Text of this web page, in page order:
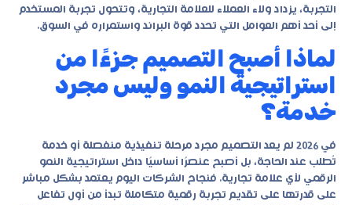
التجربة، يزداد ولاء العملاء للعلامة التجارية، وتتحول تجربة المستخدم
إلى أحد أهم العوامل التي تحدد قوة البراند واستمراره في السوق.
لماذا أصبح التصميم جزءًا من
استراتيجية النمو وليس مجرد
خدمة؟
في 2026 لم يعد التصميم مجرد مرحلة تنفيذية منفصلة أو خدمة
تُطلب عند الحاجة، بل أصبح عنصرًا أساسيًا داخل استراتيجية النمو
الرقمي لأي علامة تجارية. فنجاح الشركات اليوم يعتمد بشكل مباشر
على قدرتها على تقديم تجربة رقمية متكاملة تبدأ من أول تفاعل